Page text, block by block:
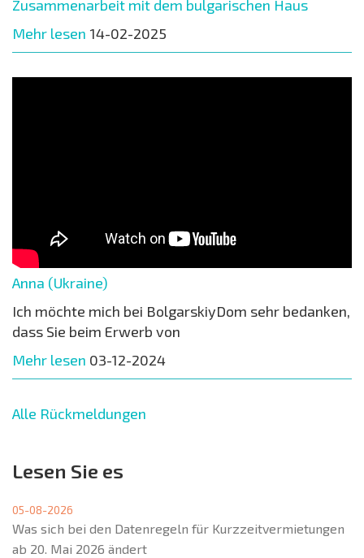
Zusammenarbeit mit dem bulgarischen Haus
Mehr lesen 14-02-2025
Anna (Ukraine)
Ich möchte mich bei BolgarskiyDom sehr bedanken,
dass Sie beim Erwerb von
Mehr lesen 03-12-2024
Alle Rückmeldungen
Lesen Sie es
05-08-2026
Was sich bei den Datenregeln für Kurzzeitvermietungen
ab 20. Mai 2026 ändert